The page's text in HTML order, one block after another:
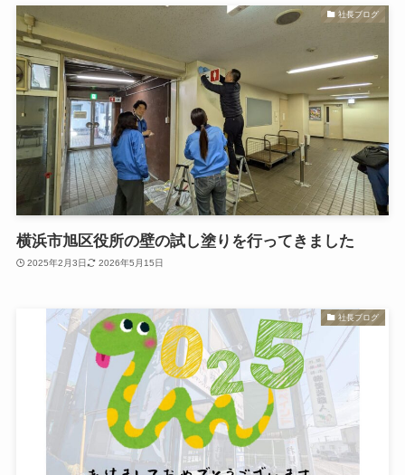
社長ブログ
横浜市旭区役所の壁の試し塗りを行ってきました
2025年2月3日 2026年5月15日
社長ブログ